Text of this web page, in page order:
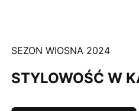
SEZON WIOSNA 2024
STYLOWOŚĆ W